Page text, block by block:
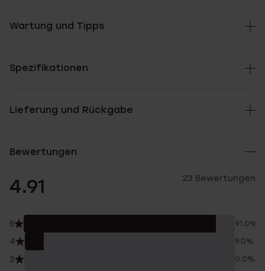
Wartung und Tipps
Spezifikationen
Lieferung und Rückgabe
Bewertungen
4.91 23 Bewertungen
5 91.0%
4 9.0%
3 0.0%